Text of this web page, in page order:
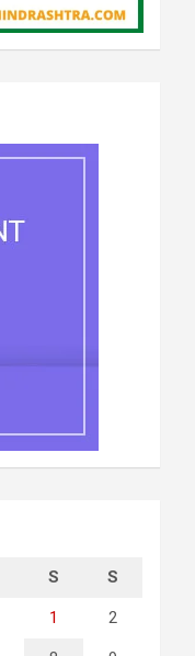
S S
1 2